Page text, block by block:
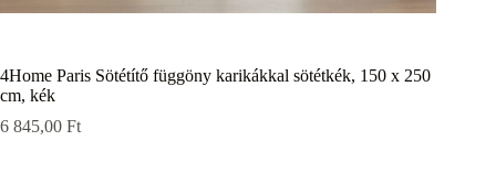
4Home Paris Sötétítő függöny karikákkal sötétkék, 150 x 250
cm, kék
6 845,00 Ft